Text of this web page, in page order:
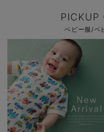
PICKUP
ベビー服/ベ